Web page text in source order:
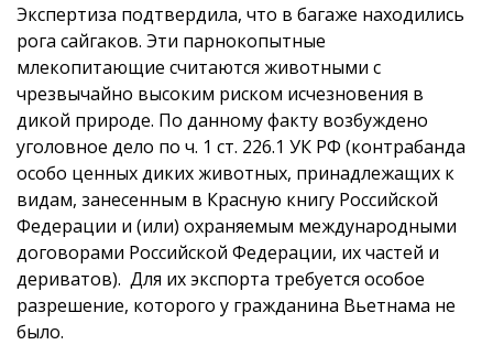
Экспертиза подтвердила, что в багаже находились
рога сайгаков. Эти парнокопытные
млекопитающие считаются животными с
чрезвычайно высоким риском исчезновения в
дикой природе. По данному факту возбуждено
уголовное дело по ч. 1 ст. 226.1 УК РФ (контрабанда
особо ценных диких животных, принадлежащих к
видам, занесенным в Красную книгу Российской
Федерации и (или) охраняемым международными
договорами Российской Федерации, их частей и
дериватов). Для их экспорта требуется особое
разрешение, которого у гражданина Вьетнама не
было.